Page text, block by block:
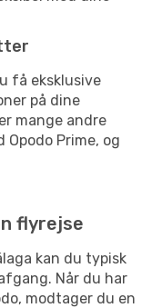
få eksklusive
på dine
mange andre
Prime, og
flyrejse
kan du typisk
Når du har
modtager du en